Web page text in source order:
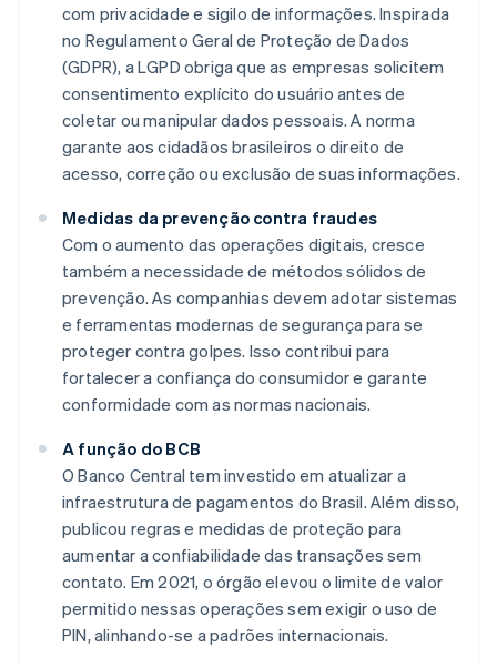
com privacidade e sigilo de informações. Inspirada
no Regulamento Geral de Proteção de Dados
(GDPR), a LGPD obriga que as empresas solicitem
consentimento explícito do usuário antes de
coletar ou manipular dados pessoais. A norma
garante aos cidadãos brasileiros o direito de
acesso, correção ou exclusão de suas informações.
Medidas da prevenção contra fraudes
Com o aumento das operações digitais, cresce
também a necessidade de métodos sólidos de
prevenção. As companhias devem adotar sistemas
e ferramentas modernas de segurança para se
proteger contra golpes. Isso contribui para
fortalecer a confiança do consumidor e garante
conformidade com as normas nacionais.
A função do BCB
O Banco Central tem investido em atualizar a
infraestrutura de pagamentos do Brasil. Além disso,
publicou regras e medidas de proteção para
aumentar a confiabilidade das transações sem
contato. Em 2021, o órgão elevou o limite de valor
permitido nessas operações sem exigir o uso de
PIN, alinhando-se a padrões internacionais.